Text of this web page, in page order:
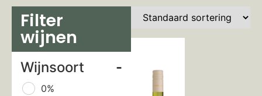
Filter
wijnen
Wijnsoort -
0%